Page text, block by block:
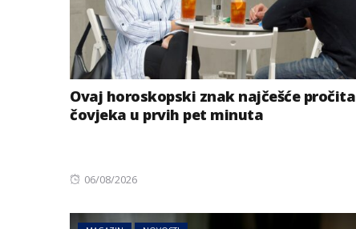
Ovaj horoskopski znak najčešće pročita
čovjeka u prvih pet minuta
Posted
06/08/2026